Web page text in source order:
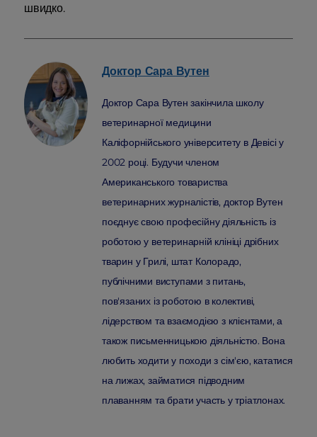
швидко.
Доктор Сара Вутен
Доктор Сара Вутен закінчила школу
ветеринарної медицини
Каліфорнійського університету в Девісі у
2002 році. Будучи членом
Американського товариства
ветеринарних журналістів, доктор Вутен
поєднує свою професійну діяльність із
роботою у ветеринарній клініці дрібних
тварин у Грилі, штат Колорадо,
публічними виступами з питань,
пов'язаних із роботою в колективі,
лідерством та взаємодією з клієнтами, а
також письменницькою діяльністю. Вона
любить ходити у походи з сім'єю, кататися
на лижах, займатися підводним
плаванням та брати участь у тріатлонах.